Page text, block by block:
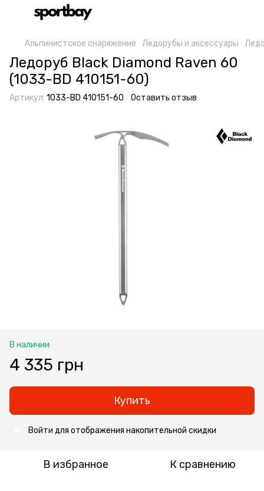
Альпинистское снаряжение Ледорубы и аксессуары
Ледоруб Black Diamond Raven 60
(1033-BD 410151-60)
Артикул: 1033-BD 410151-60 Оставить отзыв
В наличии
4 335 грн
Купить
Войти для отображения накопительной скидки
В избранное К сравнению